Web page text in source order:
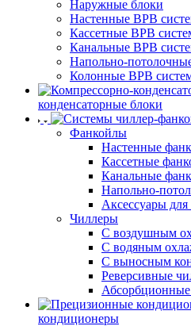
Наружные блоки
Настенные ВРВ
Кассетные ВРВ
Канальные ВРВ
Напольно-
Колонные ВРВ
конденсаторные блоки
Фанкойлы
Настенные
Кассетные
Канальные
Напольно-
Аксессуары
Чиллеры
С воздушным
С водяным
С выносным
Реверсивные
кондиционеры